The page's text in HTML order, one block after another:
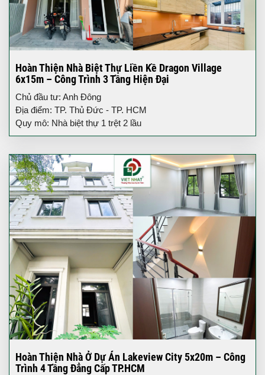
Hoàn Thiện Nhà Biệt Thự Liền Kề Dragon Village
6x15m – Công Trình 3 Tầng Hiện Đại
Chủ đầu tư: Anh Đông
Địa điểm: TP. Thủ Đức - TP. HCM
Quy mô: Nhà biệt thự 1 trệt 2 lầu
Hoàn Thiện Nhà Ở Dự Án Lakeview City 5x20m – Công
Trình 4 Tầng Đẳng Cấp TP.HCM